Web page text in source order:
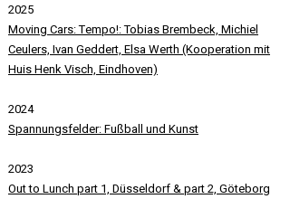
2025
Moving Cars: Tempo!: Tobias Brembeck, Michiel
Ceulers, Ivan Geddert, Elsa Werth (Kooperation mit
Huis Henk Visch, Eindhoven)
2024
Spannungsfelder: Fußball und Kunst
2023
Out to Lunch part 1, Düsseldorf & part 2, Göteborg